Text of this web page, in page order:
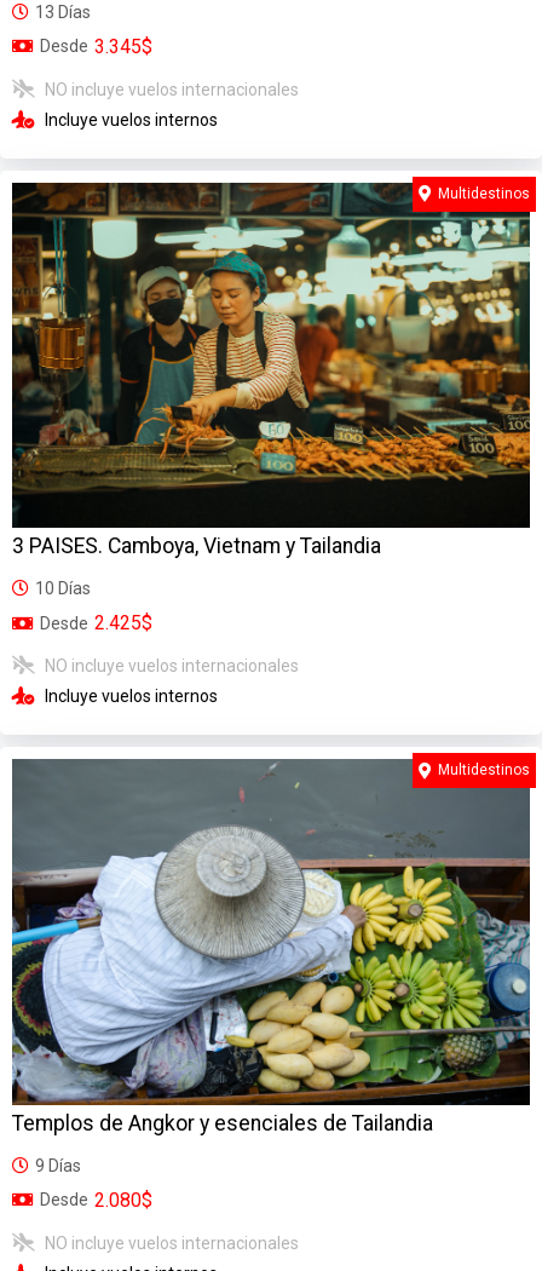
13 Días
Desde 3.345$
NO incluye vuelos internacionales
Incluye vuelos internos
3 PAISES. Camboya, Vietnam y Tailandia
10 Días
Desde 2.425$
NO incluye vuelos internacionales
Incluye vuelos internos
Multidestinos
Templos de Angkor y esenciales de Tailandia
9 Días
Desde 2.080$
NO incluye vuelos internacionales
Multidestinos